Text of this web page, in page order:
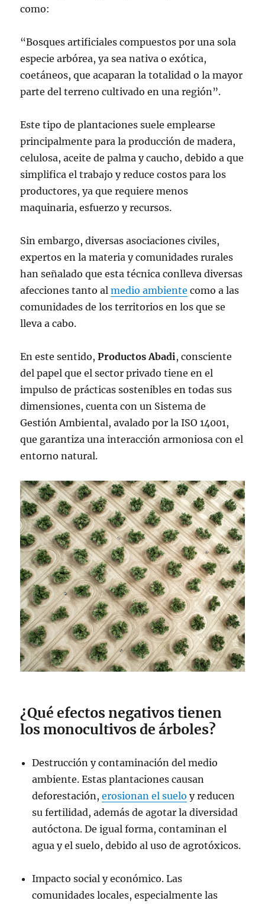
como:
“Bosques artificiales compuestos por una sola
especie arbórea, ya sea nativa o exótica,
coetáneos, que acaparan la totalidad o la mayor
parte del terreno cultivado en una región”.
Este tipo de plantaciones suele emplearse
principalmente para la producción de madera,
celulosa, aceite de palma y caucho, debido a que
simplifica el trabajo y reduce costos para los
productores, ya que requiere menos
maquinaria, esfuerzo y recursos.
Sin embargo, diversas asociaciones civiles,
expertos en la materia y comunidades rurales
han señalado que esta técnica conlleva diversas
afecciones tanto almedio ambiente como a las
comunidades de los territorios en los que se
lleva a cabo.
En este sentido,Productos Abadi, consciente
del papel que el sector privado tiene en el
impulso de prácticas sostenibles en todas sus
dimensiones, cuenta con un Sistema de
Gestión Ambiental, avalado por la ISO 14001,
que garantiza una interacción armoniosa con el
entorno natural.
¿Qué efectos negativos tienen
los monocultivos de árboles?
Destrucción y contaminación del medio
ambiente. Estas plantaciones causan
deforestación,erosionan el suelo y reducen
su fertilidad, además de agotar la diversidad
autóctona. De igual forma, contaminan el
agua y el suelo, debido al uso de agrotóxicos.
Impacto social y económico. Las
comunidades locales, especialmente las